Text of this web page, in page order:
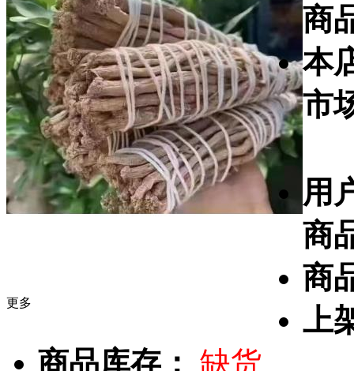
更多
商
本
市
用
商
商
上
商品库存： 缺货